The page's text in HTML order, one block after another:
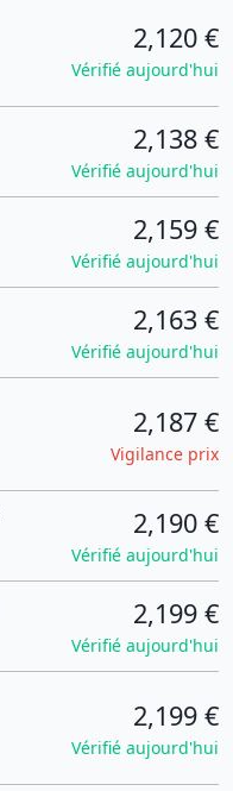
2,120 €
Vérifié aujourd'hui
2,138 €
Vérifié aujourd'hui
2,159 €
Vérifié aujourd'hui
2,163 €
Vérifié aujourd'hui
2,187 €
Vigilance prix
2,190 €
Vérifié aujourd'hui
2,199 €
Vérifié aujourd'hui
2,199 €
Vérifié aujourd'hui